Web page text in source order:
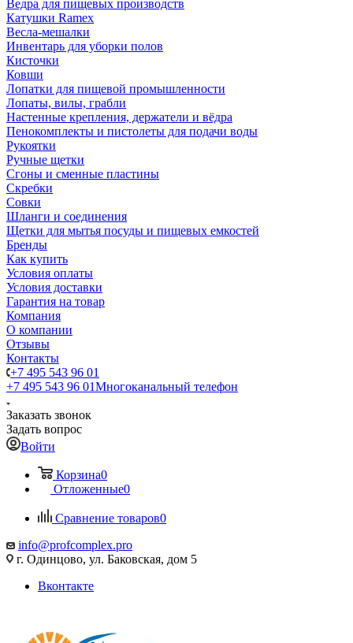
Ведра для пищевых производств
Катушки Ramex
Весла-мешалки
Инвентарь для уборки полов
Кисточки
Ковши
Лопатки для пищевой промышленности
Лопаты, вилы, грабли
Настенные крепления, держатели и вёдра
Пенокомплекты и пистолеты для подачи воды
Рукоятки
Ручные щетки
Сгоны и сменные пластины
Скребки
Совки
Шланги и соединения
Щетки для мытья посуды и пищевых емкостей
Бренды
Как купить
Условия оплаты
Условия доставки
Гарантия на товар
Компания
О компании
Отзывы
Контакты
+7 495 543 96 01
+7 495 543 96 01Многоканальный телефон
Заказать звонок
Задать вопрос
Войти
Корзина0
Отложенные0
Сравнение товаров0
info@profcomplex.pro
г. Одинцово, ул. Баковская, дом 5
Вконтакте